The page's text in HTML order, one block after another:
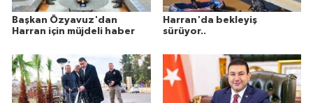
Başkan Özyavuz'dan
Harran için müjdeli haber
Harran'da bekleyiş
sürüyor..